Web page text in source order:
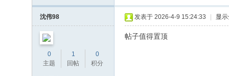
沈伟98
0
主题
1
回帖
0
积分
发表于 2026-4-9 15:24:33 显
帖子值得置顶